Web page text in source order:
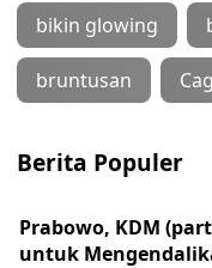
bikin glowing
bruntusan
Berita Populer
Prabowo, KDM
untuk